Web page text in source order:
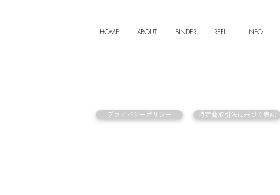
HOME ABOUT BINDER REFILL INFO
プライバシーポリシー 特定商取引法に基づく表記